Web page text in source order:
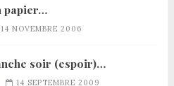
papier…
14 NOVEMBRE 2006
soir (espoir)…
14 SEPTEMBRE 2009